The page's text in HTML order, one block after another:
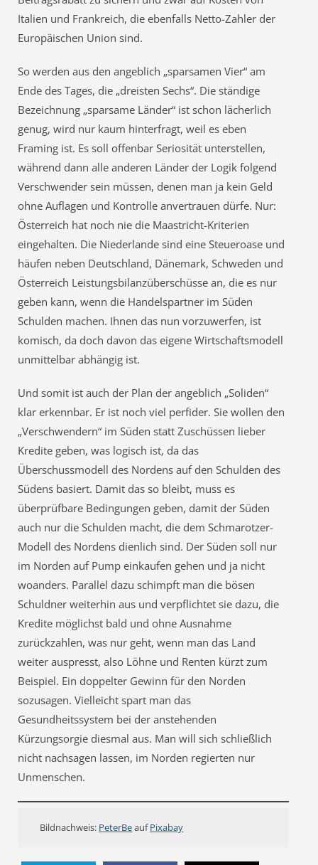
Italien und Frankreich, die ebenfalls Netto-Zahler der
Europäischen Union sind.
So werden aus den angeblich „sparsamen Vier“ am
Ende des Tages, die „dreisten Sechs“. Die ständige
Bezeichnung „sparsame Länder“ ist schon lächerlich
genug, wird nur kaum hinterfragt, weil es eben
Framing ist. Es soll offenbar Seriosität unterstellen,
während dann alle anderen Länder der Logik folgend
Verschwender sein müssen, denen man ja kein Geld
ohne Auflagen und Kontrolle anvertrauen dürfe. Nur:
Österreich hat noch nie die Maastricht-Kriterien
eingehalten. Die Niederlande sind eine Steueroase und
häufen neben Deutschland, Dänemark, Schweden und
Österreich Leistungsbilanzüberschüsse an, die es nur
geben kann, wenn die Handelspartner im Süden
Schulden machen. Ihnen das nun vorzuwerfen, ist
komisch, da doch davon das eigene Wirtschaftsmodell
unmittelbar abhängig ist.
Und somit ist auch der Plan der angeblich „Soliden“
klar erkennbar. Er ist noch viel perfider. Sie wollen den
„Verschwendern“ im Süden statt Zuschüssen lieber
Kredite geben, was logisch ist, da das
Überschussmodell des Nordens auf den Schulden des
Südens basiert. Damit das so bleibt, muss es
überprüfbare Bedingungen geben, damit der Süden
auch nur die Schulden macht, die dem Schmarotzer-
Modell des Nordens dienlich sind. Der Süden soll nur
im Norden auf Pump einkaufen gehen und ja nicht
woanders. Parallel dazu schimpft man die bösen
Schuldner weiterhin aus und verpflichtet sie dazu, die
Kredite möglichst bald und ohne Ausnahme
zurückzahlen, was nur geht, wenn man das Land
weiter auspresst, also Löhne und Renten kürzt zum
Beispiel. Ein doppelter Gewinn für den Norden
sozusagen. Vielleicht spart man das
Gesundheitssystem bei der anstehenden
Kürzungsorgie diesmal aus. Man will sich schließlich
nicht nachsagen lassen, im Norden regierten nur
Unmenschen.
Bildnachweis: PeterBeaufPixabay